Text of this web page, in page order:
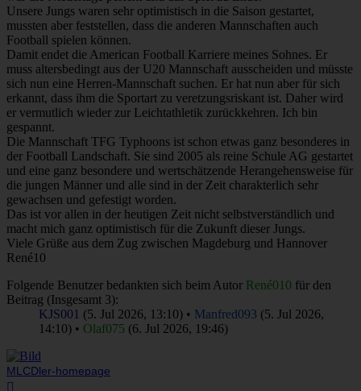
Unsere Jungs waren sehr optimistisch in die Saison gestartet,
mussten aber feststellen, dass die anderen Mannschaften auch
Football spielen können.
Damit endet die American Football Karriere meines Sohnes. Er
muss altersbedingt aus der U20 Mannschaft ausscheiden und müsste
sich nun eine Herren-Mannschaft suchen. Er hat nun aber für sich
erkannt, dass ihm die Sportart zu veretzungsriskant ist. Daher wird
er vermutlich wieder zur Leichtathletik zurückkehren. Ich bin
gespannt.
Die Mannschaft TFG Typhoons ist schon etwas ganz besonderes in
der Football Landschaft. Sie sind 2005 als reine Schule AG gestartet
und eine ganz besondere und wertschätzende Herangehensweise für
die jungen Männer und alle sind in der Zeit charakterlich sehr
gewachsen und gefestigt worden.
Das ist vor allen in der heutigen Zeit nicht selbstverständlich und
macht mich ganz optimistisch für die Zukunft dieser Jungs.
Viele Grüße aus dem Zug zwischen Magdeburg und Hannover
René10
Folgende Benutzer bedankten sich beim Autor René010 für den
Beitrag (Insgesamt 3):
KJS001 (5. Jul 2026, 13:10) • Manfred093 (5. Jul 2026,
14:10) • Olaf075 (6. Jul 2026, 19:46)
MLCDler-homepage